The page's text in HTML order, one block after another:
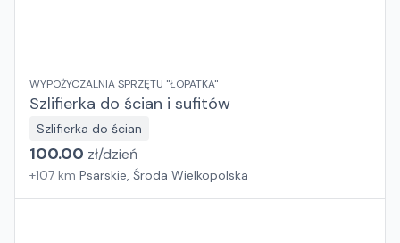
WYPOŻYCZALNIA SPRZĘTU "ŁOPATKA"
Szlifierka do ścian i sufitów
Szlifierka do ścian
100.00 zł/dzień
+107 km Psarskie, Środa Wielkopolska